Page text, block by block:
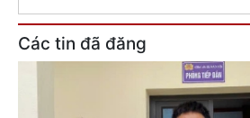
Các tin đã đăng